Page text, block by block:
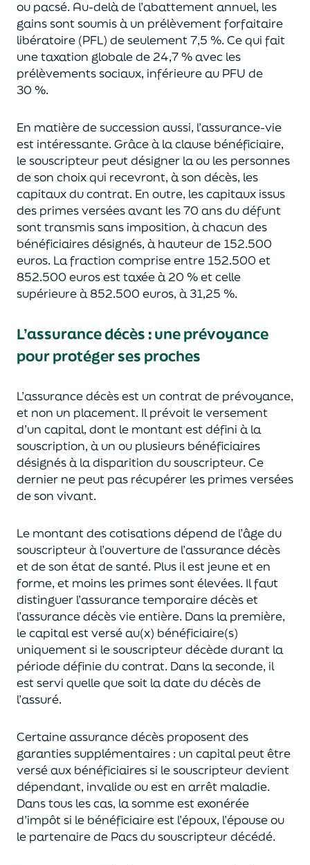
ou pacsé. Au-delàde l’abattement annuel, les
gains sont soumis à un prélèvement forfaitaire
libératoire (PFL) de seulement 7,5 %. Ce qui fait
une taxation globale de24,7 % avec les
prélèvements sociaux, inférieure au PFU de
30 %.
En matière de succession aussi, l’assurance-vie
est intéressante. Grâce à la clause bénéficiaire,
le souscripteur peut désigner la ou les personnes
de son choix qui recevront, à son décès, les
capitaux du contrat. En outre, les capitaux issus
des primes versées avant les 70 ans du défunt
sont transmis sans imposition, à chacun des
bénéficiaires désignés, à hauteur de 152.500
euros. La fraction comprise entre 152.500 et
852.500 eurosest taxée à 20 % et celle
supérieure à 852.500 euros, à 31,25 %.
L’assurance décès :une prévoyance
pour protéger ses proches
L’assurance décès est un contrat de prévoyance,
et non un placement. Il prévoit le versement
d’un capital, dont le montant est défini à la
souscription, à un ou plusieurs bénéficiaires
désignés à la disparition du souscripteur. Ce
dernier ne peut pas récupérer les primes versées
de son vivant.
Le montant des cotisations dépend de l’âgedu
souscripteur à l’ouverture de l’assurance décès
et de son état de santé. Plus il est jeuneet en
forme, et moins les primes sont élevées. Il faut
distinguer l’assurance temporaire décès et
l’assurancedécèsvie entière. Dans la première,
le capital estversé au(x) bénéficiaire(s)
uniquementsi le souscripteur décède durant la
période définie du contrat. Dans la seconde, il
est servi quelle que soit la date du décès de
l’assuré.
Certaine assurance décès proposentdes
garanties supplémentaires : un capitalpeut être
versé aux bénéficiaires si le souscripteur devient
dépendant, invalide ouest en arrêt maladie.
Dans tous les cas, la somme est exonérée
d’impôt si le bénéficiaire est l’époux, l’épouse ou
le partenaire de Pacsdu souscripteur décédé.